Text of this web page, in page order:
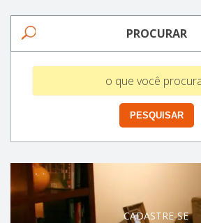
PROCURAR
CADASTRE-SE